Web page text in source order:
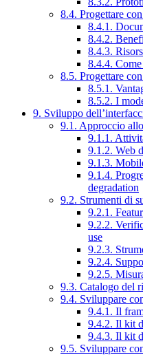
8.4. Progettare
8.4.1.
8.4.2.
8.4.3.
8.4.4.
8.5. Progettare
8.5.1.
8.5.2. I
9. Sviluppo
9.1. Approccio
9.1.1.
9.1.2. Web
9.1.3.
9.1.4.
degradation
9.2. Strumenti di
9.2.1.
9.2.2.
use
9.2.3.
9.2.4.
9.2.5.
9.3. Catalogo del
9.4. Sviluppare
9.4.1. Il
9.4.2. Il kit
9.4.3. Il kit
9.5. Sviluppare